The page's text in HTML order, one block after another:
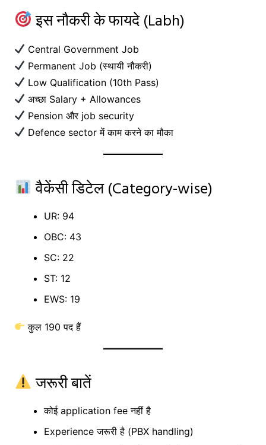
इस नौकरी के फायदे (Labh)
Central Government Job
Permanent Job (स्थायी नौकरी)
Low Qualification (10th Pass)
अच्छा Salary + Allowances
Pension और job security
Defence sector में काम करने का मौका
वैकेंसी डिटेल (Category-wise)
UR: 94
OBC: 43
SC: 22
ST: 12
EWS: 19
कुल 190 पद हैं
जरूरी बातें
कोई application fee नहीं है
Experience जरूरी है (PBX handling)